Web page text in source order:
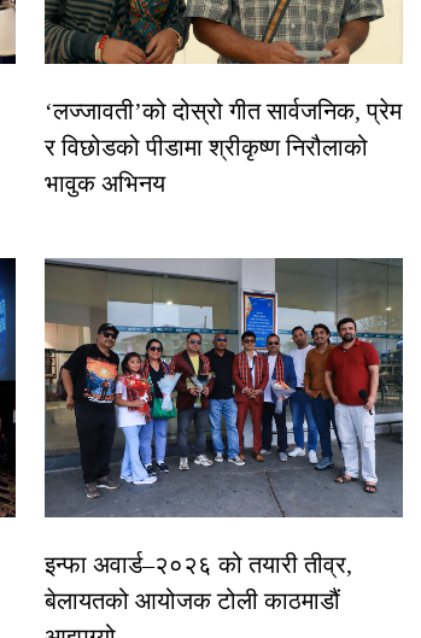
‘लज्जावती’को दोस्रो गीत सार्वजनिक, प्रेम
र विछोडको पीडामा श्रीकृष्ण निरौलाको
भावुक अभिनय
इन्फा अवार्ड–२०२६ को तयारी तीव्र,
बेलायतको आयोजक टोली काठमाडौं